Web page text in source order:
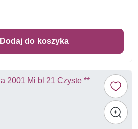
Dodaj do koszyka